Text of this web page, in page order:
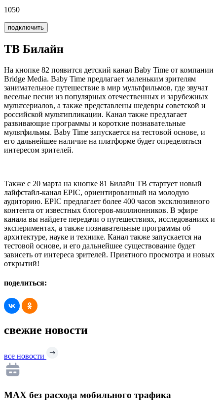
1050
подключить
ТВ Билайн
На кнопке 82 появится детский канал Baby Time от компании
Bridge Media. Baby Time предлагает маленьким зрителям
занимательное путешествие в мир мультфильмов, где звучат
веселые песни из популярных отечественных и зарубежных
мультсериалов, а также представлены шедевры советской и
российской мультипликации. Канал также предлагает
развивающие программы и короткие познавательные
мультфильмы. Baby Time запускается на тестовой основе, и
его дальнейшее наличие на платформе будет определяться
интересом зрителей.
Также с 20 марта на кнопке 81 Билайн ТВ стартует новый
лайфстайл-канал EPIC, ориентированный на молодую
аудиторию. EPIC предлагает более 400 часов эксклюзивного
контента от известных блогеров-миллионников. В эфире
канала вы найдете передачи о путешествиях, исследованиях и
экспериментах, а также познавательные программы об
архитектуре, науке и технике. Канал также запускается на
тестовой основе, и его дальнейшее существование будет
зависеть от интереса зрителей. Приятного просмотра и новых
открытий!
поделиться:
свежие новости
все новости
MAX без расхода мобильного трафика